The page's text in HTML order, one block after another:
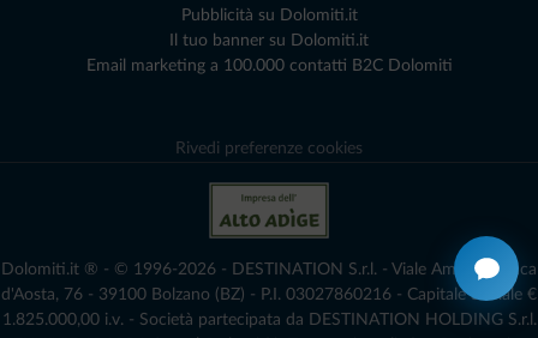
Pubblicità su Dolomiti.it
Il tuo banner su Dolomiti.it
Email marketing a 100.000 contatti B2C Dolomiti
Rivedi preferenze cookies
Dolomiti.it ® - © 1996-2026 - DESTINATION S.r.l. - Viale Amedeo Duca
d'Aosta, 76 - 39100 Bolzano (BZ) - P.I. 03027860216 - Capitale Sociale €
1.825.000,00 i.v. - Società partecipata da DESTINATION HOLDING S.r.l.